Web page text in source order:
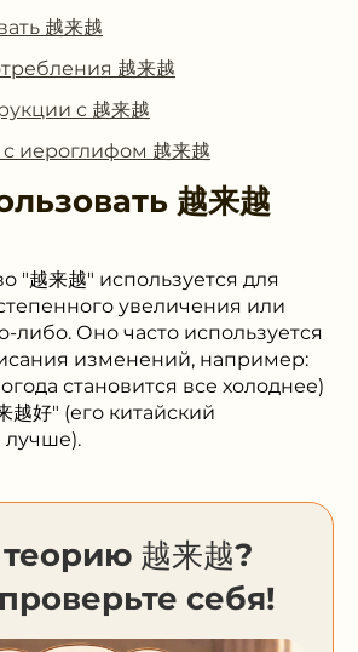
越来越
越来越
с 越来越
иероглифом 越来越
越来越
"越来越" используется для
увеличения или
либо. Оно часто используется
изменений, например:
становится все холоднее)
越好" (его китайский
лучше).
越来越?
себя!